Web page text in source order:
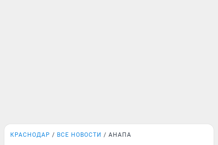
КРАСНОДАР ВСЕ НОВОСТИ АНАПА